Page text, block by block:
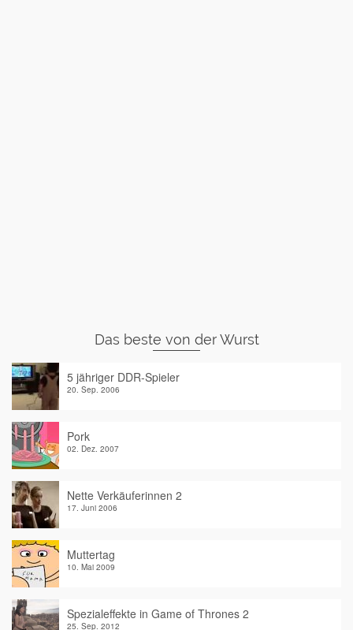
Das beste von der Wurst
5 jähriger DDR-Spieler
20. Sep. 2006
Pork
02. Dez. 2007
Nette Verkäuferinnen 2
17. Juni 2006
Muttertag
10. Mai 2009
Spezialeffekte in Game of Thrones 2
25. Sep. 2012